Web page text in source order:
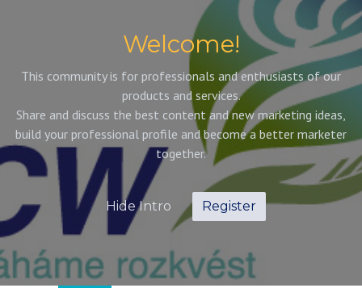
Welcome!
This community is for professionals and enthusiasts of our
products and services.
Share and discuss the best content and new marketing ideas,
build your professional profile and become a better marketer
together.
Hide Intro Register